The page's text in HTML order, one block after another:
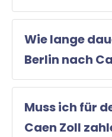
Wie lange
Berlin nach
Muss ich für
Caen Zoll